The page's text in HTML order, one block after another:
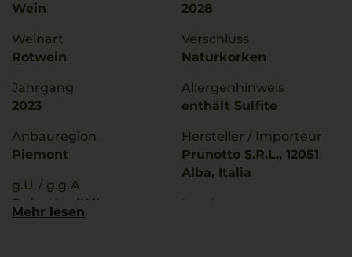
Wein
Weinart
Rotwein
Jahrgang
2023
Anbauregion
Piemont
g.U./ g.g.A
Dolcetto d'Alba
2028
Verschluss
Naturkorken
Allergenhinweis
enthält Sulfite
Hersteller / Importeur
Prunotto S.R.L., 12051
Alba, Italia
Land
Mehr lesen